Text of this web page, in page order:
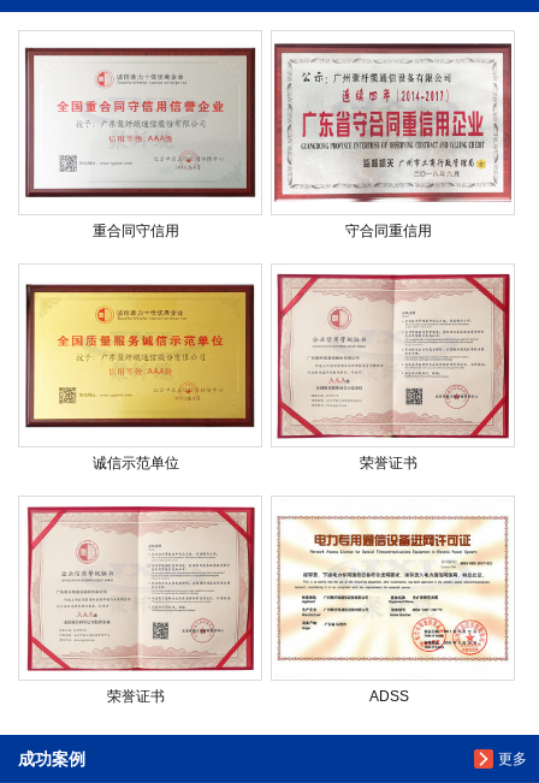
重合同守信用 守合同重信用
诚信示范单位 荣誉证书
荣誉证书 ADSS
更多
成功案例